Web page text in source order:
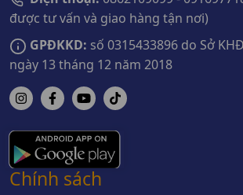
được tư vấn và giao hàng tận nơi)
GPĐKKD: số 0315433896 do Sở
ngày 13 tháng 12 năm 2018
Chính sách